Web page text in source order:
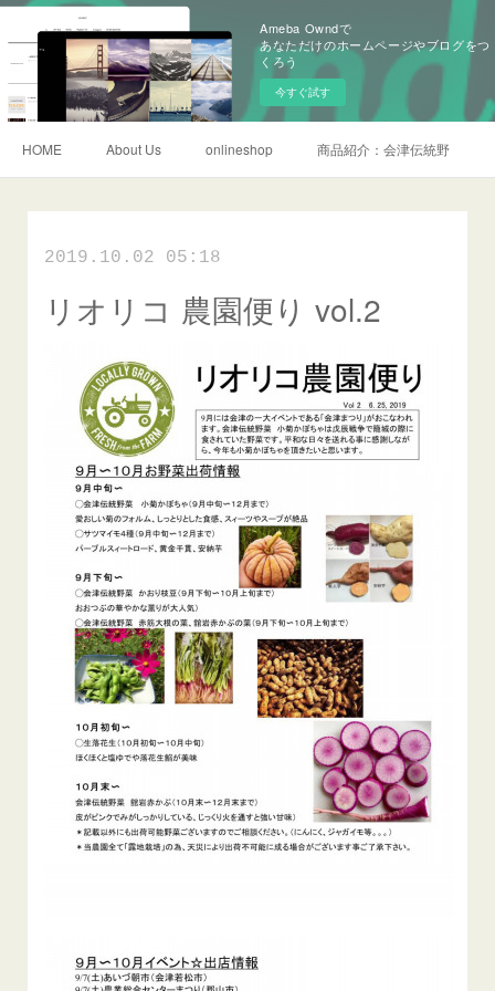
Ameba Owndで
あなただけのホームページやブログをつ
くろう
今すぐ試す
HOME About Us onlineshop 商品紹介：会津伝統野菜
2019.10.02 05:18
リオリコ 農園便り vol.2